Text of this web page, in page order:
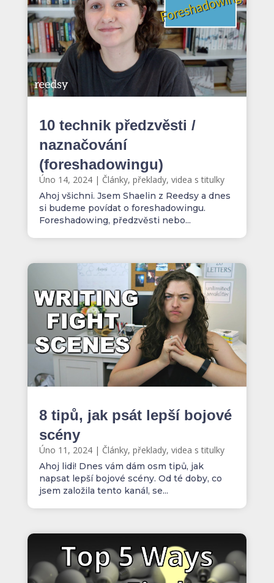
10 technik předzvěsti /
naznačování
(foreshadowingu)
Úno 14, 2024| Články, překlady, videa s titulky
Ahoj všichni. Jsem Shaelin z Reedsy a dnes
si budeme povídat o foreshadowingu.
Foreshadowing, předzvěsti nebo...
8 tipů, jak psát lepší bojové
scény
Úno 11, 2024| Články, překlady, videa s titulky
Ahoj lidi! Dnes vám dám osm tipů, jak
napsat lepší bojové scény. Od té doby, co
jsem založila tento kanál, se...